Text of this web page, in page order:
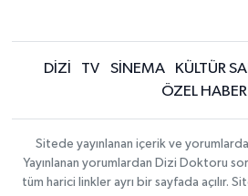
DİZİ TV SİNEMA KÜLTÜR
ÖZEL HABER
Sitede yayınlanan içerik ve
Yayınlanan yorumlardan Dizi Doktoru
tüm harici linkler ayrı bir sayfada açılır.